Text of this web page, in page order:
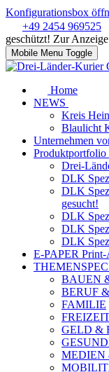
Konfigurationsbox
+49 2454 969525
geschützt! Zur
Mobile Menu Toggle
Home
NEWS
Kreis
Blaulicht
Unternehmen
Produktportfolio
Drei-
DLK
DLK
gesucht!
DLK
DLK
DLK
E-PAPER Print-
BAUEN
BERUF
FAMILIE
GELD &
MEDIEN